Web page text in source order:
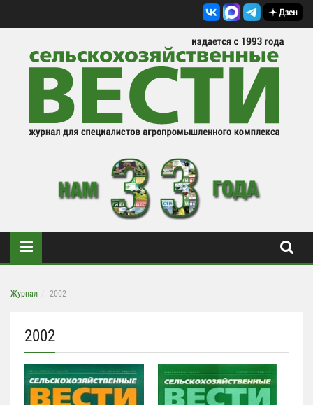
Журнал 2002
2002